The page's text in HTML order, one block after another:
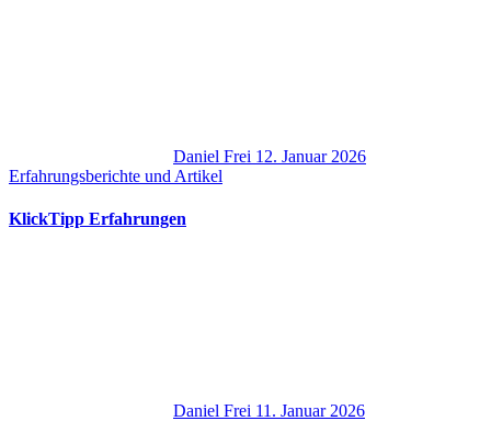
Daniel Frei 12. Januar 2026
Erfahrungsberichte und Artikel
KlickTipp Erfahrungen
Daniel Frei 11. Januar 2026